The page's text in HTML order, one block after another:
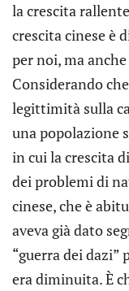
la crescita
crescita cinese è
per noi, ma
Considerando
legittimità sulla
una popolazione
in cui la crescita
dei problemi di
cinese, che è
aveva già dato
“guerra dei dazi”
era diminuita. È